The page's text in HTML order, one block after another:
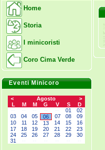
Home
Storia
I minicoristi
Coro Cima Verde
Eventi Minicoro
< Agosto
>
L
M M G V S
D
01
02
03
04 05 06 07 08
09
10
11 12 13 14 15
16
17
18 19 20 21 22
23
24
25 26 27 28 29
30
31